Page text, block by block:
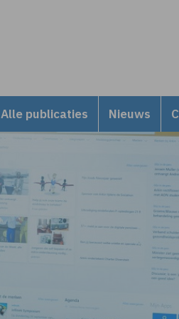
Alle publicaties Nieuws